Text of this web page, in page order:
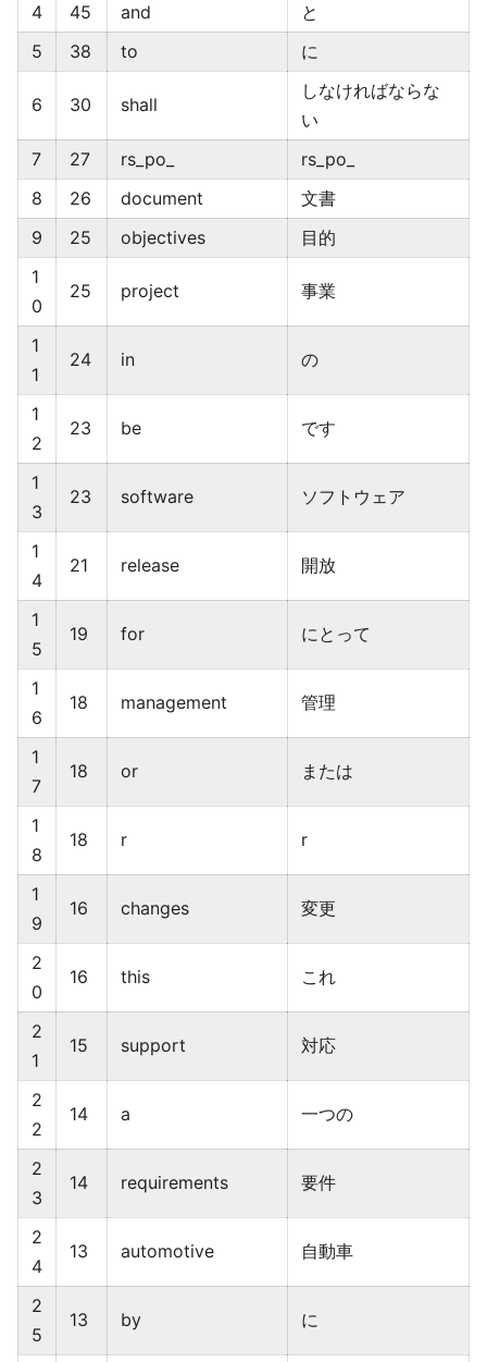
4
45 and
と
5
38 to に
6 30 shall
しなければならな
い
7
27 rs_po_
rs_po_
8
26 document
文書
9
25 objectives
目的
1
0
25 project 事業
1
1
24 in の
1
2
23 be です
1
3
23 software ソフトウェア
1
4
21 release 開放
1
5
19 for にとって
1
6
18 management 管理
1
7
18 or または
1
8
18 r r
1
9
16 changes 変更
2
0
16 this これ
2
1
15 support 対応
2
2
14 a 一つの
2
3
14 requirements 要件
2
4
13 automotive 自動車
2
5
13 by に